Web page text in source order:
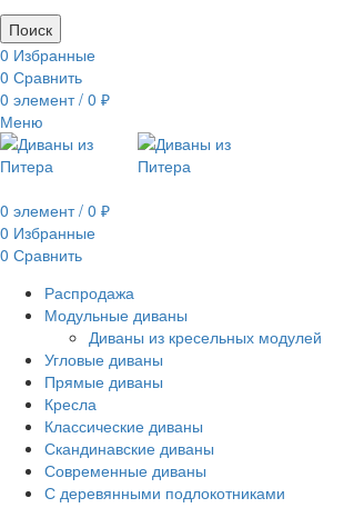
Поиск
0 Избранные
0 Сравнить
0 элемент / 0 ₽
Меню
0 элемент / 0 ₽
0 Избранные
0 Сравнить
Распродажа
Модульные диваны
Диваны из кресельных модулей
Угловые диваны
Прямые диваны
Кресла
Классические диваны
Скандинавские диваны
Современные диваны
С деревянными подлокотниками